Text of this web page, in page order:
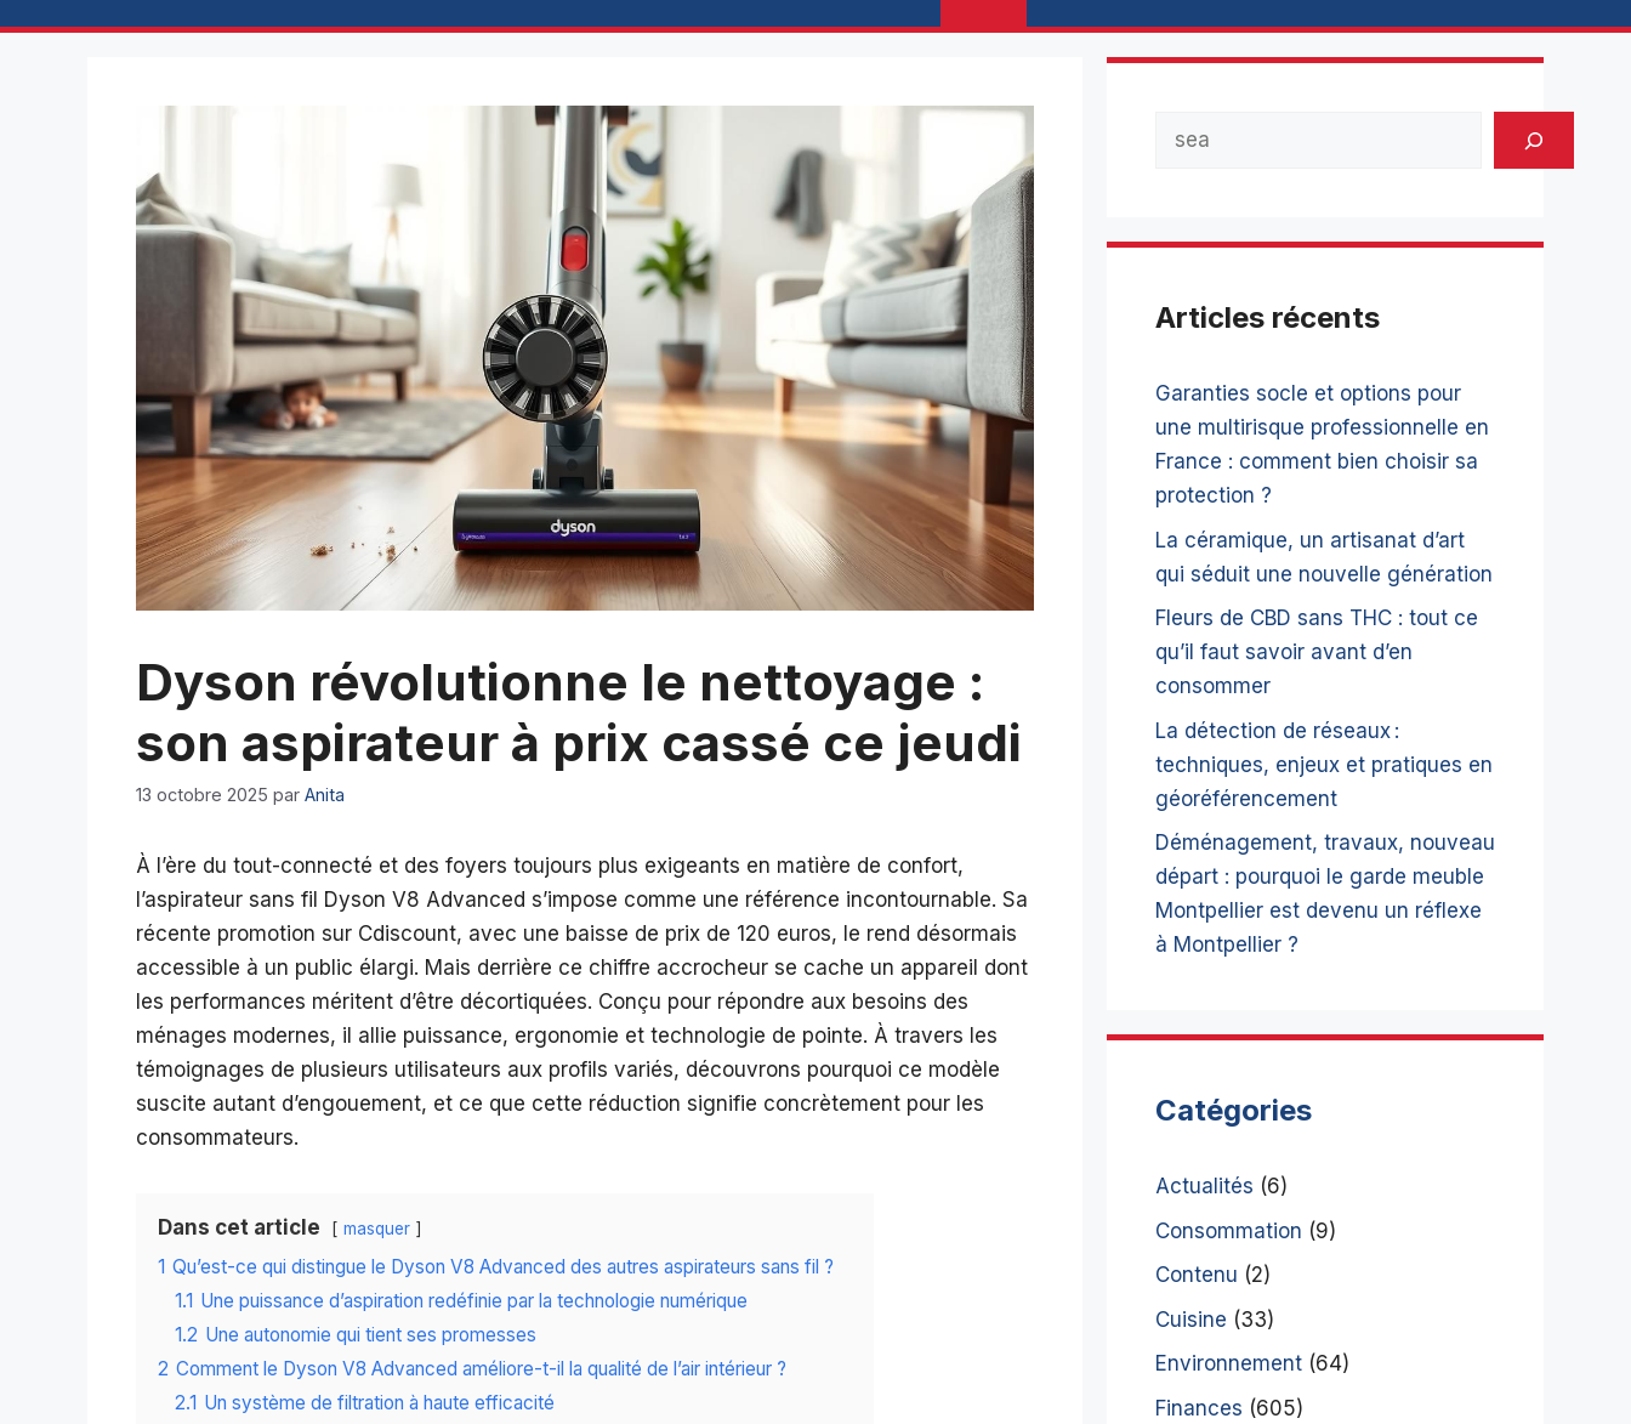
Dyson révolutionne le nettoyage :
son aspirateur à prix cassé ce jeudi
13 octobre 2025 par Anita
À l’ère du tout-connecté et des foyers toujours plus exigeants en matière de confort,
l’aspirateur sans fil Dyson V8 Advanced s’impose comme une référence incontournable. Sa
récente promotion sur Cdiscount, avec une baisse de prix de 120 euros, le rend désormais
accessible à un public élargi. Mais derrière ce chiffre accrocheur se cache un appareil dont
les performances méritent d’être décortiquées. Conçu pour répondre aux besoins des
ménages modernes, il allie puissance, ergonomie et technologie de pointe. À travers les
témoignages de plusieurs utilisateurs aux profils variés, découvrons pourquoi ce modèle
suscite autant d’engouement, et ce que cette réduction signifie concrètement pour les
consommateurs.
Dans cet article masquer
1 Qu’est-ce qui distingue le Dyson V8 Advanced des autres aspirateurs sans fil ?
1.1 Une puissance d’aspiration redéfinie par la technologie numérique
1.2 Une autonomie qui tient ses promesses
2 Comment le Dyson V8 Advanced améliore-t-il la qualité de l’air intérieur ?
2.1 Un système de filtration à haute efficacité
Articles récents
Garanties socle et options pour
une multirisque professionnelle en
France : comment bien choisir sa
protection ?
La céramique, un artisanat d’art
qui séduit une nouvelle génération
Fleurs de CBD sans THC : tout ce
qu’il faut savoir avant d’en
consommer
La détection de réseaux :
techniques, enjeux et pratiques en
géoréférencement
Déménagement, travaux, nouveau
départ : pourquoi le garde meuble
Montpellier est devenu un réflexe
à Montpellier ?
Catégories
Actualités (6)
Consommation (9)
Contenu (2)
Cuisine (33)
Environnement (64)
Finances (605)